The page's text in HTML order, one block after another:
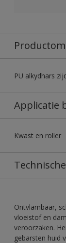
PU alkydhars
Applicatie
Kwast en roller
Ontvlambaar,
vloeistof en
veroorzaken.
gebarsten huid